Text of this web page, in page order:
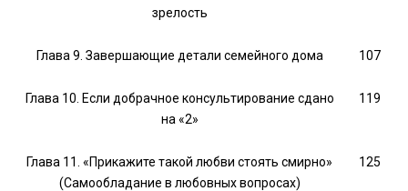
зрелость
Глава 9. Завершающие детали семейного дома 107
Глава 10. Если добрачное консультирование сдано
на «2»
119
Глава 11. «Прикажите такой любви стоять смирно»
(Самообладание в любовных вопросах)
125